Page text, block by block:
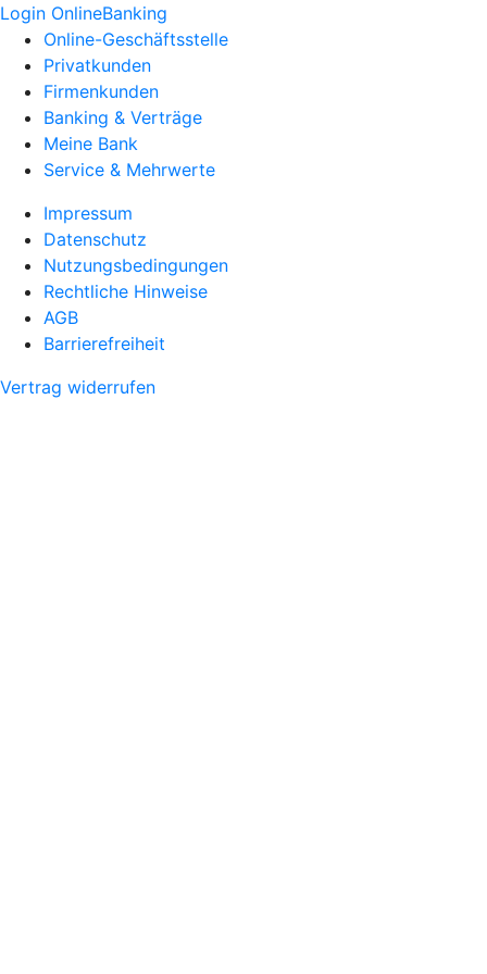
Login OnlineBanking
Online-Geschäftsstelle
Privatkunden
Firmenkunden
Banking & Verträge
Meine Bank
Service & Mehrwerte
Impressum
Datenschutz
Nutzungsbedingungen
Rechtliche Hinweise
AGB
Barrierefreiheit
Vertrag widerrufen